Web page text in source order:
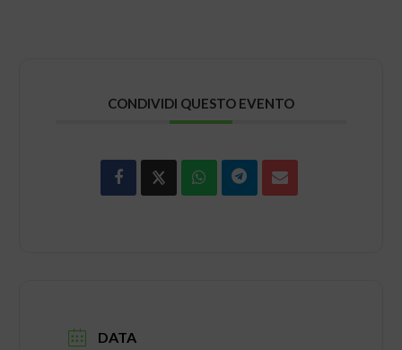
CONDIVIDI QUESTO EVENTO
DATA